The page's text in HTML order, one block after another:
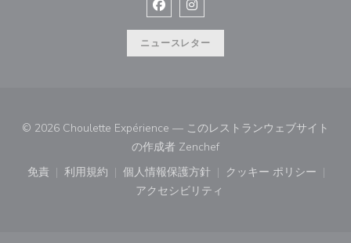
Facebook ((新しいウィンドウで
Instagram ((新しいウィンド
ニュースレター
© 2026 Choulette Expérience — このレストランウェブサイト
の作成者 Zenchef((新しいウィンドウで開き
免責
((新しいウィンドウで開きます))
利用規約
((新しいウィンドウで開きます))
個人情報保護方針
((新しいウィンドウで開きます))
クッキー ポリシー
((新しいウィ
アクセシビリティ
((新しいウィンドウで開きます))